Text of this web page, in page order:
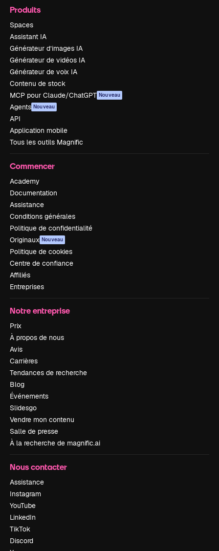
Produits
Spaces
Assistant IA
Générateur d’images IA
Générateur de vidéos IA
Générateur de voix IA
Contenu de stock
MCP pour Claude/ChatGPT Nouveau
Agents Nouveau
API
Application mobile
Tous les outils Magnific
Commencer
Academy
Documentation
Assistance
Conditions générales
Politique de confidentialité
Originaux Nouveau
Politique de cookies
Centre de confiance
Affiliés
Entreprises
Notre entreprise
Prix
À propos de nous
Avis
Carrières
Tendances de recherche
Blog
Événements
Slidesgo
Vendre mon contenu
Salle de presse
À la recherche de magnific.ai
Nous contacter
Assistance
Instagram
YouTube
LinkedIn
TikTok
Discord